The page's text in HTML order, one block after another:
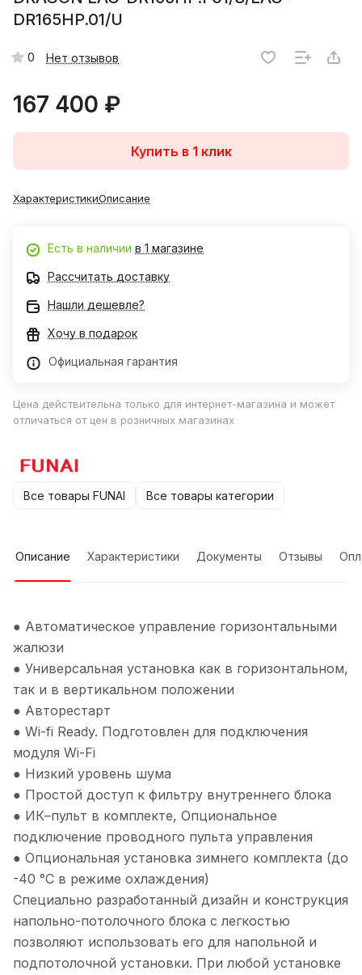
DR165HP.01/U
0 Нет отзывов
167 400 ₽
Купить в 1 клик
ХарактеристикиОписание
Есть в наличии в 1 магазине
Рассчитать доставку
Нашли дешевле?
Хочу в подарок
Официальная гарантия
Цена действительна только для интернет-магазина и может
отличаться от цен в розничных магазинах
Все товары FUNAI Все товары категории
Описание Характеристики Документы Отзывы
● Автоматическое управление горизонтальными
жалюзи
● Универсальная установка как в горизонтальном,
так и в вертикальном положении
● Авторестарт
● Wi-fi Ready. Подготовлен для подключения
модуля Wi-Fi
● Низкий уровень шума
● Простой доступ к фильтру внутреннего блока
● ИК–пульт в комплекте, Опциональное
подключение проводного пульта управления
● Опциональная установка зимнего комплекта (до
-40 °С в режиме охлаждения)
Специально разработанный дизайн и конструкция
напольно-потолочного блока с легкостью
позволяют использовать его для напольной и
подпотолочной установки. При любой установке